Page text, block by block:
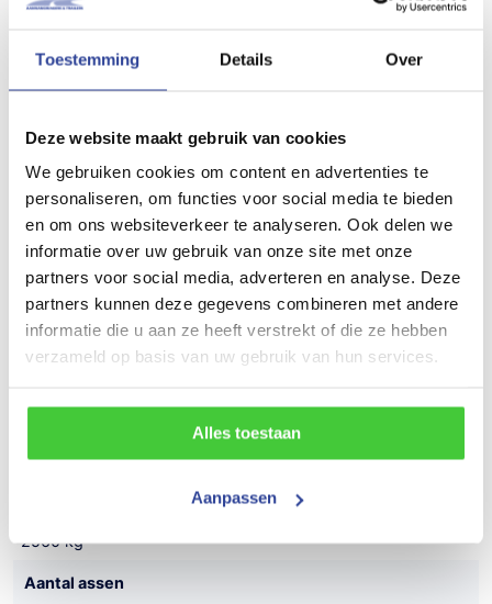
Toestemming Details Over
Deze website maakt gebruik van cookies
We gebruiken cookies om content en advertenties te
personaliseren, om functies voor social media te bieden
en om ons websiteverkeer te analyseren. Ook delen we
informatie over uw gebruik van onze site met onze
partners voor social media, adverteren en analyse. Deze
partners kunnen deze gegevens combineren met andere
informatie die u aan ze heeft verstrekt of die ze hebben
verzameld op basis van uw gebruik van hun services.
Alles toestaan
Aanpassen
Tridemasser
35 cm
Maatvoering (inwendig)
400x170 cm (LxBxH)
Maatvoering (uitwendig)
585x230 cm (LxBxH)
Draagvermogen (bruto)
3500 kg
Draagvermogen (netto)
2560 kg
Aantal assen